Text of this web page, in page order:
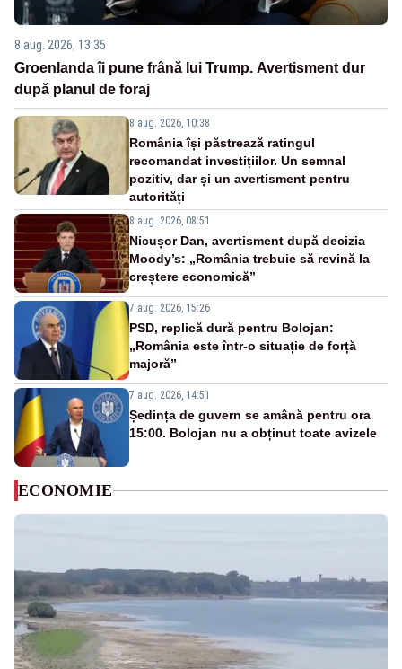
8 aug. 2026, 13:35
Groenlanda îi pune frână lui Trump. Avertisment dur
după planul de foraj
8 aug. 2026, 10:38
România își păstrează ratingul
recomandat investițiilor. Un semnal
pozitiv, dar și un avertisment pentru
autorități
8 aug. 2026, 08:51
Nicușor Dan, avertisment după decizia
Moody’s: „România trebuie să revină la
creștere economică”
7 aug. 2026, 15:26
PSD, replică dură pentru Bolojan:
„România este într-o situație de forță
majoră”
7 aug. 2026, 14:51
Ședința de guvern se amână pentru ora
15:00. Bolojan nu a obținut toate avizele
ECONOMIE